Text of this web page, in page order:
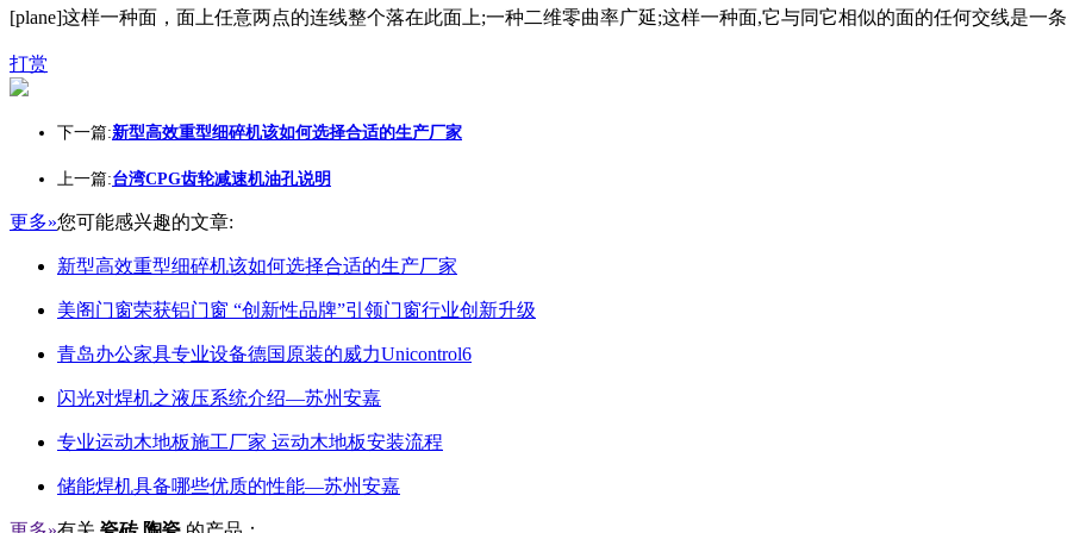
[plane]这样一种面，面上任意两点的连线整个落在此面上;一种二维零曲率广延;这样一种面,它与同它相似的面的任何交线是一
打赏
下一篇:新型高效重型细碎机该如何选择合适的生产厂家
上一篇:台湾CPG齿轮减速机油孔说明
更多»您可能感兴趣的文章:
新型高效重型细碎机该如何选择合适的生产厂家
美阁门窗荣获铝门窗 “创新性品牌”引领门窗行业创新升级
青岛办公家具专业设备德国原装的威力Unicontrol6
闪光对焊机之液压系统介绍—苏州安嘉
专业运动木地板施工厂家 运动木地板安装流程
储能焊机具备哪些优质的性能—苏州安嘉